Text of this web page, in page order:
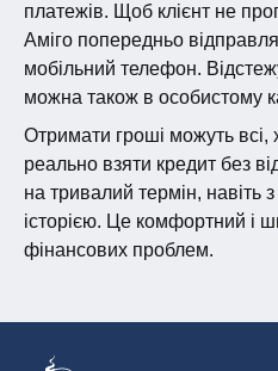
платежів. Щоб клієнт не
Аміго попередньо
мобільний телефон.
можна також в особистому
Отримати гроші можуть всі,
реально взяти кредит без
на тривалий термін, навіть
історією. Це комфортний і
фінансових проблем.